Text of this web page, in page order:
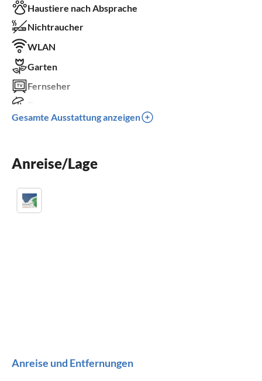
Haustiere nach Absprache
Nichtraucher
WLAN
Garten
Fernseher
Spülmaschine
Kamin
Gesamte Ausstattung anzeigen
Anreise/Lage
Anreise und Entfernungen